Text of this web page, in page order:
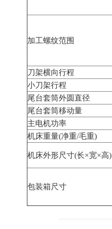
加工螺纹范围
刀架横向行程
小刀架行程
尾台套筒外圆直径
尾台套筒移动量
主电机功率
机床重量(净重/毛重)
机床外形尺寸(长×宽×高)
包装箱尺寸